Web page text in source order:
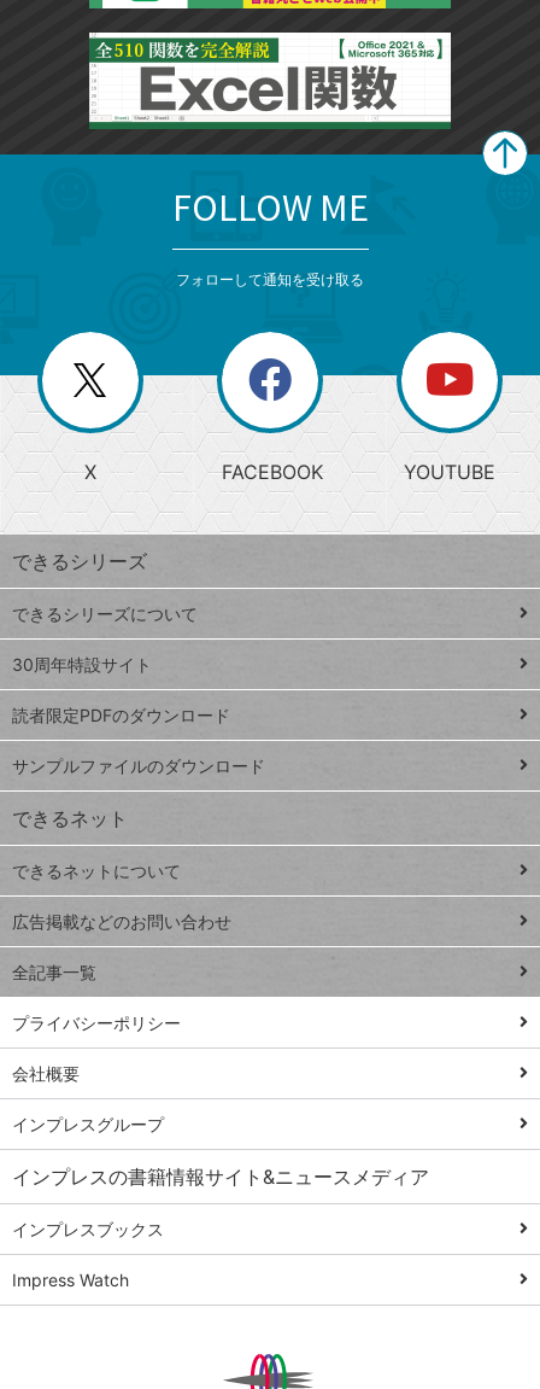
じ
る
search
検
索
上
昇
ワ
ー
ド
Google
スプレ
ッドシ
ート
iPhone
VLOOKUP
close
閉じ
る
閉
じ
る
ー
か
ら
探
す
ト
ッ
プ
ペ
ジ
連載
Excel Q&A
トイアンナ流仕
事術
PowerAutomate
ではじめる業務
の完全自動化
AI議事録作成術
Windows 11
Q&A
Teams踏み込み
活用術
Excel講師の仕事
術
FOLLOW ME
フォローして通知を受け取る
X FACEBOOK YOUTUBE
できるシリーズ
できるシリーズについて
30周年特設サイト
読者限定PDFのダウンロード
サンプルファイルのダウンロード
できるネット
できるネットについて
広告掲載などのお問い合わせ
全記事一覧
プライバシーポリシー
会社概要
インプレスグループ
インプレスの書籍情報サイト&ニュースメディア
インプレスブックス
Impress Watch